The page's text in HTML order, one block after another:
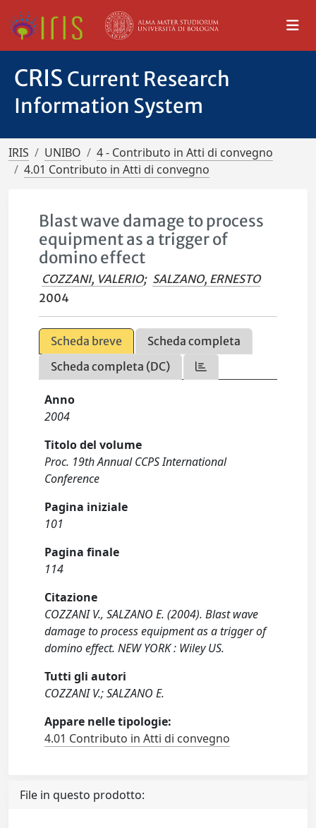
CRIS Current Research
Information System
IRIS UNIBO
4 - Contributo in Atti di convegno
4.01 Contributo in Atti di convegno
Blast wave damage to process
equipment as a trigger of
domino effect
COZZANI, VALERIO; SALZANO, ERNESTO
2004
Scheda breve
Scheda completa
Scheda completa (DC)
Anno
2004
Titolo del volume
Proc. 19th Annual CCPS International
Conference
Pagina iniziale
101
Pagina finale
114
Citazione
COZZANI V., SALZANO E. (2004). Blast wave
damage to process equipment as a trigger of
domino effect. NEW YORK : Wiley US.
Tutti gli autori
COZZANI V.; SALZANO E.
Appare nelle tipologie:
4.01 Contributo in Atti di convegno
File in questo prodotto: